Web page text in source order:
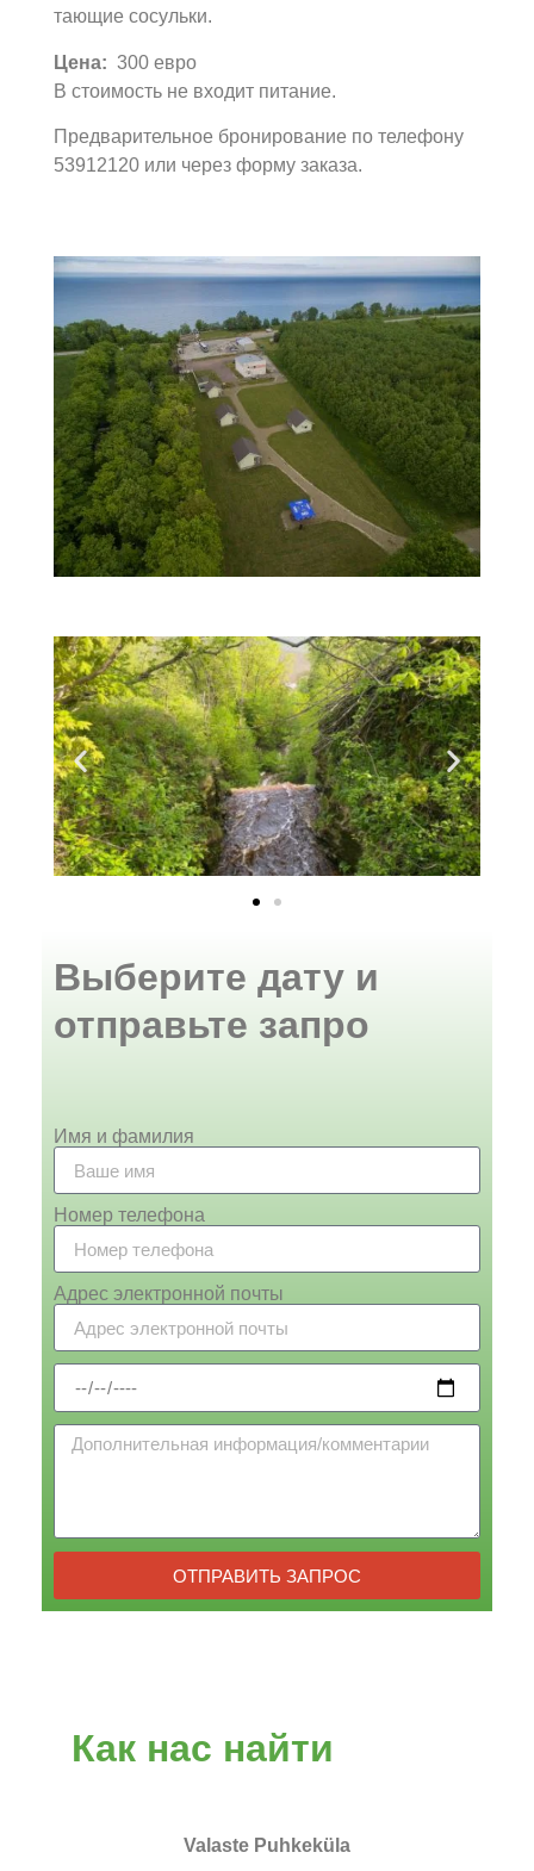
тающие сосульки.
Цена: 300 евро
В стоимость не входит питание.
Предварительное бронирование по телефону
53912120 или через форму заказа.
Выберите дату и
отправьте запро
Имя и фамилия
Номер телефона
Адрес электронной почты
ОТПРАВИТЬ ЗАПРОС
Как нас найти
Valaste Puhkeküla